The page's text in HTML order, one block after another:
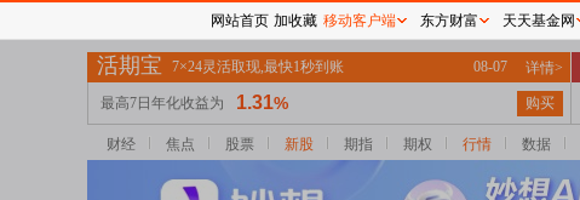
财经 焦点 股票 新股 期指 期权 行情 数据
网站首页 加收藏 移动客户端 东方财富 天天基金网